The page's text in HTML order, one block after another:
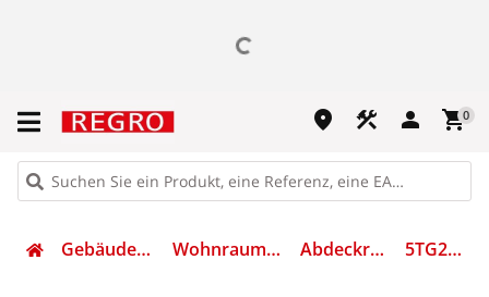
place construction person shopping_cart0
Gebäudetechnik Wohnraumschalter Abdeckrahmen 5TG2553-6